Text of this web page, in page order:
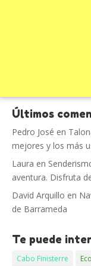
Últimos
Pedro José en
mejores y los más
Laura en
aventura. Disfruta
David Arquillo en
de Barrameda
Te puede
Cabo Finisterre